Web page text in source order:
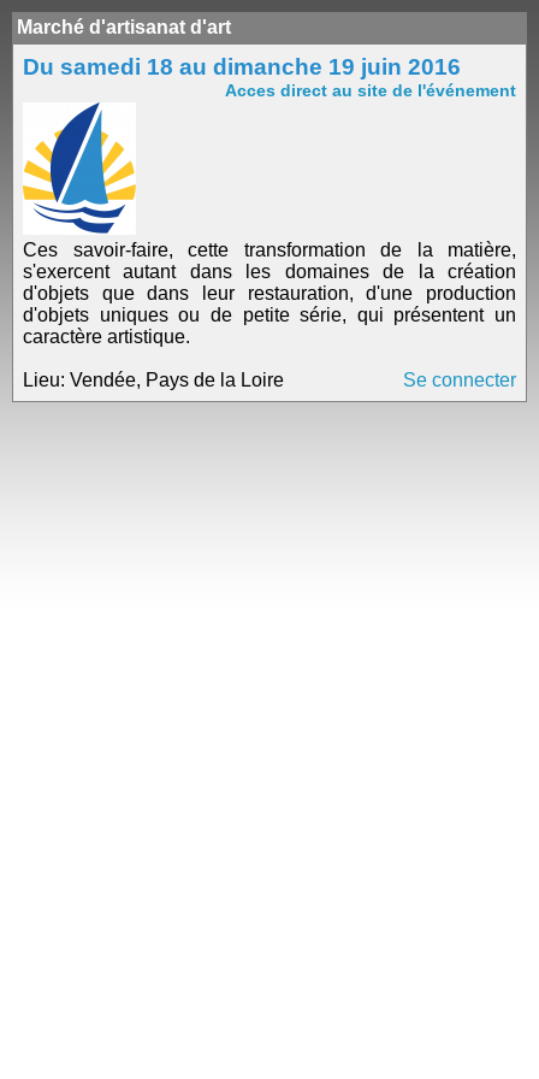
Marché d'artisanat d'art
Du samedi 18 au dimanche 19 juin 2016
Acces direct au site de l'événement
Ces savoir-faire, cette transformation de la matière,
s'exercent autant dans les domaines de la création
d'objets que dans leur restauration, d'une production
d'objets uniques ou de petite série, qui présentent un
caractère artistique.
Lieu: Vendée, Pays de la Loire Se connecter